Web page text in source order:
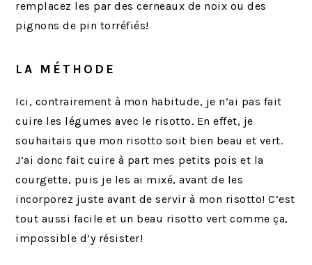
remplacez les par des cerneaux de noix ou des
pignons de pin torréfiés!
LA MÉTHODE
Ici, contrairement à mon habitude, je n’ai pas fait
cuire les légumes avec le risotto. En effet, je
souhaitais que mon risotto soit bien beau et vert.
J’ai donc fait cuire à part mes petits pois et la
courgette, puis je les ai mixé, avant de les
incorporez juste avant de servir à mon risotto! C’est
tout aussi facile et un beau risotto vert comme ça,
impossible d’y résister!